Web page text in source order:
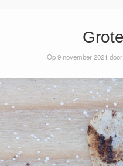
Op 9 november 2021 door